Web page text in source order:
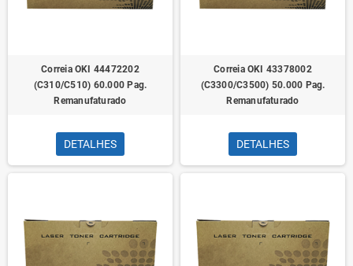
Correia OKI 44472202
(C310/C510) 60.000 Pag.
Remanufaturado
DETALHES
Correia OKI 43378002
(C3300/C3500) 50.000 Pag.
Remanufaturado
DETALHES